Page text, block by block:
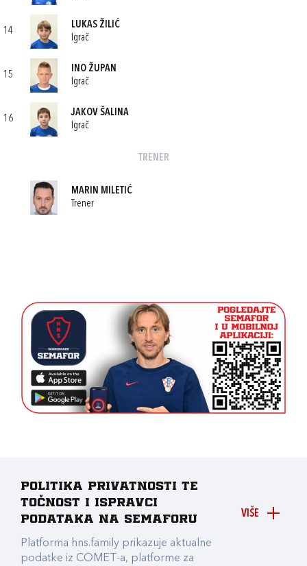
14
LUKAS ŽILIĆ
Igrač
15
INO ŽUPAN
Igrač
16
JAKOV ŠALINA
Igrač
TRENER
MARIN MILETIĆ
Trener
VIŠE
Politika privatnosti te
točnost i ispravci
podataka na Semaforu
Platforma hns.family prikazuje aktualne
podatke iz COMET-a, platforme za